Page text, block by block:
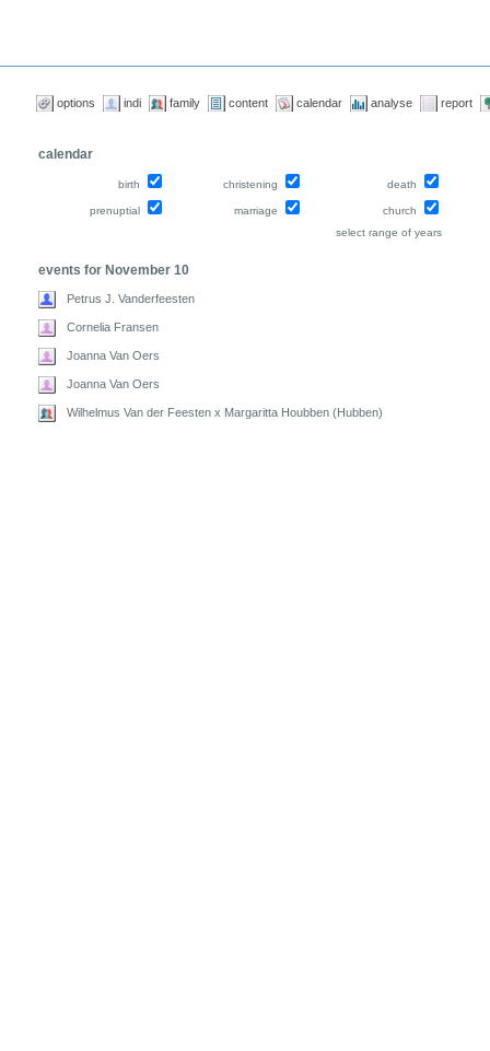
options indi family content calendar analyse report
calendar
birth christening death
prenuptial marriage
church
select range of years
events for November 10
Petrus J. Vanderfeesten
Cornelia Fransen
Joanna Van Oers
Joanna Van Oers
Wilhelmus Van der Feesten x Margaritta Houbben (Hubben)